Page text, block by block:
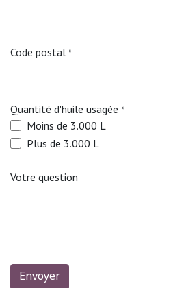
Code postal *
Quantité d'huile usagée *
Moins de 3.000 L
Plus de 3.000 L
Votre question
Envoyer